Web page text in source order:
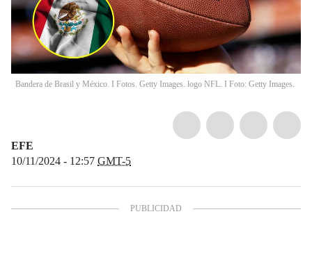
Bandera de Brasil y México. I Fotos. Getty Images. logo NFL. I Foto: Getty Images.
EFE
10/11/2024 - 12:57 GMT-5